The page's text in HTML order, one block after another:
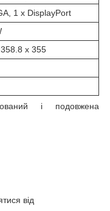
1 x DisplayPort
x 355
і подовжена
від